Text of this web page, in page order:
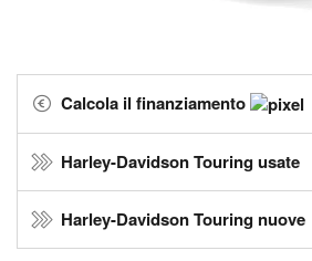
Calcola il finanziamento
Harley-Davidson Touring usate
Harley-Davidson Touring nuove